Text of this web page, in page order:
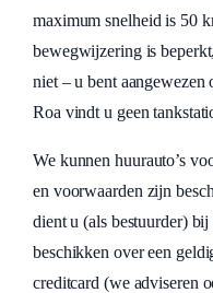
maximum snelheid is 50
bewegwijzering is
niet – u bent
Roa vindt u geen
We kunnen huurauto’s
en voorwaarden zijn
dient u (als bestuurder)
beschikken over een
creditcard (we adviseren